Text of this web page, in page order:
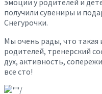
получили сувениры и
Снегурочки.
Мы очень рады, что
родителей, тренерский
дух, активность,
все сто!